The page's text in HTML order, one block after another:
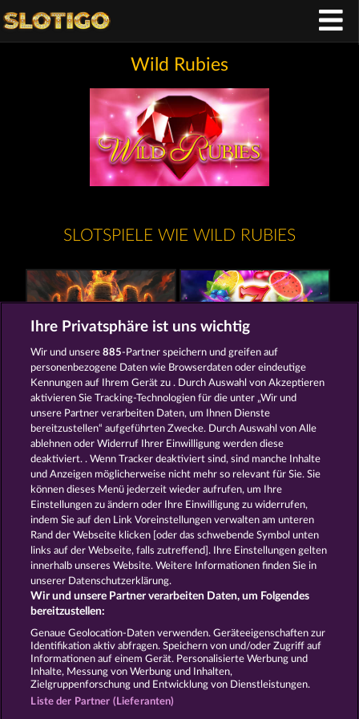
Wild Rubies
SLOTSPIELE WIE WILD RUBIES
Tower of Power 7 Supernova Fruits New Limits
Back to the Fruits
AGB Datenschutz Impressum
Unternehmensseite
Affiliate-Programm
Widerruf einreichen
Ihre Privatsphäre ist uns wichtig
Wir und unsere885-Partner speichern und greifen auf
personenbezogene Daten wie Browserdaten oder eindeutige
Kennungen auf Ihrem Gerät zu . Durch Auswahl von Akzeptieren
aktivieren Sie Tracking-Technologien für die unter „Wir und
unsere Partner verarbeiten Daten, um Ihnen Dienste
bereitzustellen“ aufgeführten Zwecke. Durch Auswahl von Alle
ablehnen oder Widerruf Ihrer Einwilligung werden diese
deaktiviert. . Wenn Tracker deaktiviert sind, sind manche Inhalte
und Anzeigen möglicherweise nicht mehr so ​​relevant für Sie. Sie
können dieses Menü jederzeit wieder aufrufen, um Ihre
Einstellungen zu ändern oder Ihre Einwilligung zu widerrufen,
indem Sie auf den Link Voreinstellungen verwalten am unteren
Rand der Webseite klicken [oder das schwebende Symbol unten
links auf der Webseite, falls zutreffend]. Ihre Einstellungen gelten
innerhalb unseres Website. Weitere Informationen finden Sie in
unserer Datenschutzerklärung.
Wir und unsere Partner verarbeiten Daten, um Folgendes
bereitzustellen:
Genaue Geolocation-Daten verwenden. Geräteeigenschaften zur
Identifikation aktiv abfragen. Speichern von und/oder Zugriff auf
Informationen auf einem Gerät. Personalisierte Werbung und
Inhalte, Messung von Werbung und Inhalten,
Zielgruppenforschung und Entwicklung von Dienstleistungen.
Liste der Partner (Lieferanten)